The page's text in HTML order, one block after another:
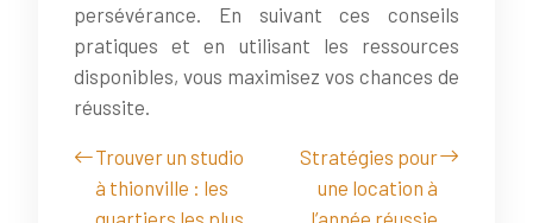
persévérance. En suivant ces conseils
pratiques et en utilisant les ressources
disponibles, vous maximisez vos chances de
réussite.
Trouver un studio
à thionville : les
quartiers les plus
Stratégies pour
une location à
l’année réussie